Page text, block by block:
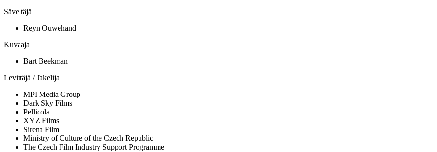
Säveltäjä
Reyn Ouwehand
Kuvaaja
Bart Beekman
Levittäjä / Jakelija
MPI Media Group
Dark Sky Films
Pellicola
XYZ Films
Sirena Film
Ministry of Culture of the Czech Republic
The Czech Film Industry Support Programme